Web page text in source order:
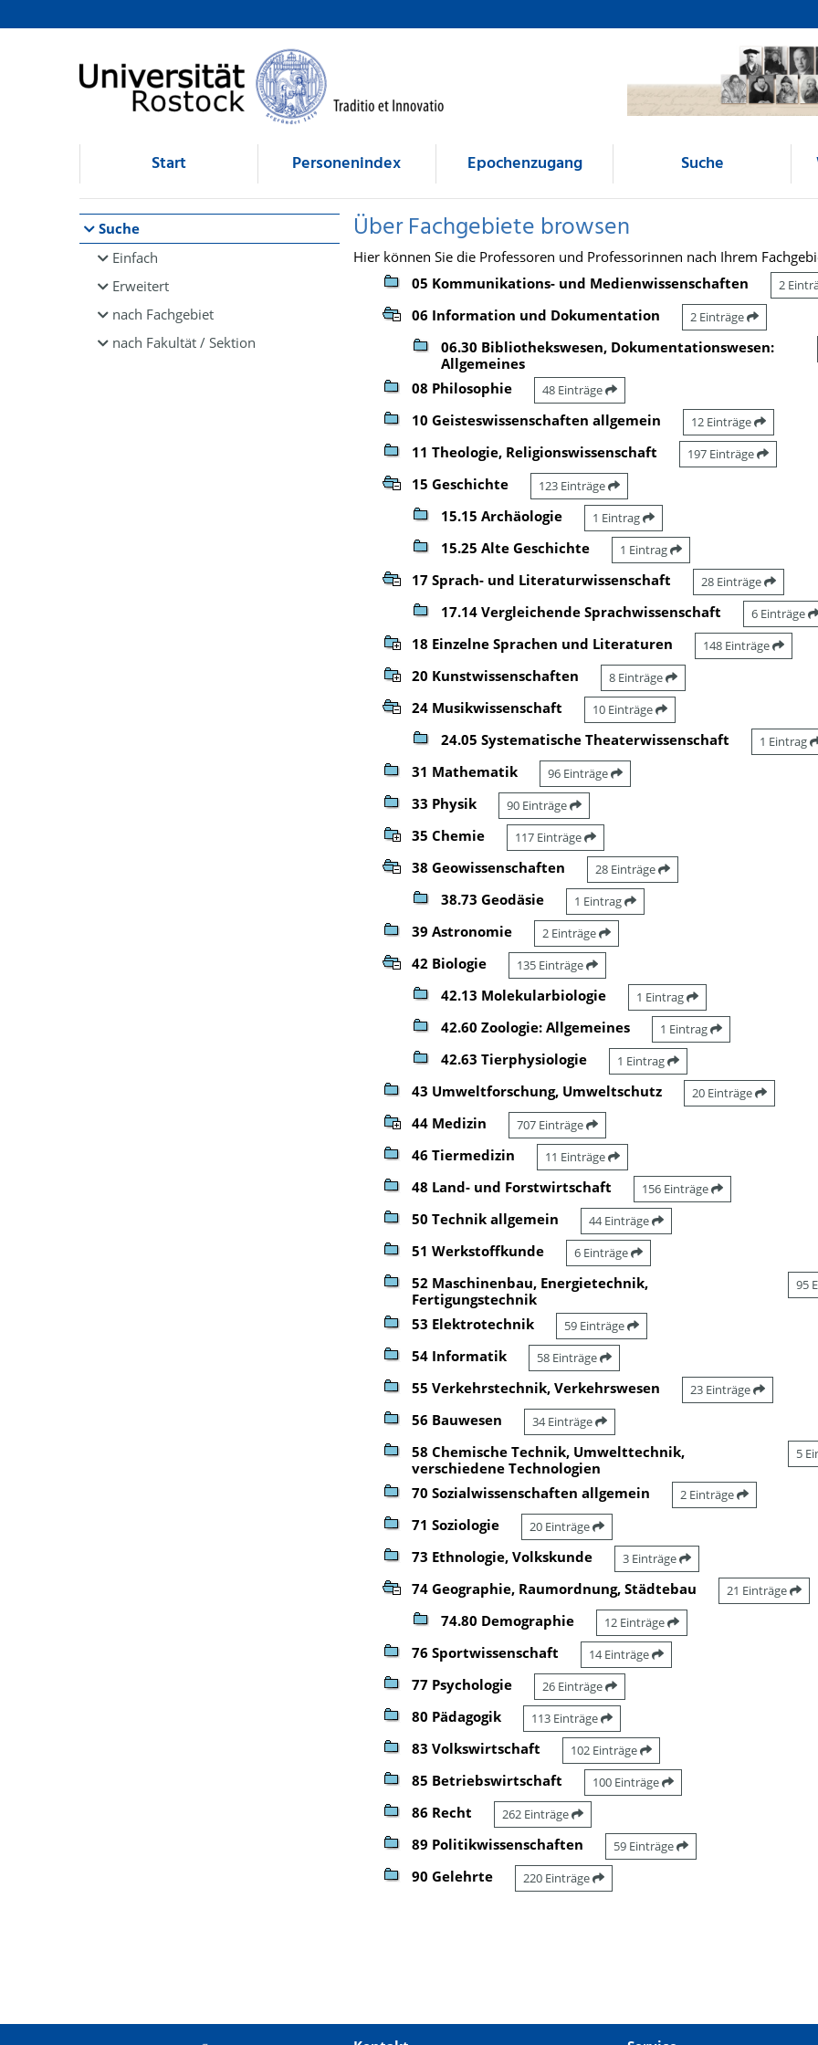
Browsen
direkt zum Inhalt
Start Personenindex Epochenzugang Suche
Suche
Einfach
Erweitert
nach Fachgebiet
nach Fakultät / Sektion
Über Fachgebiete browsen
Hier können Sie die Professoren und Professorinnen nach Ihrem
05 Kommunikations- und Medienwissenschaften
2
06 Information und Dokumentation 2 Einträge
06.30 Bibliothekswesen, Dokumentationswesen:
Allgemeines
08 Philosophie 48 Einträge
10 Geisteswissenschaften allgemein 12 Einträge
11 Theologie, Religionswissenschaft 197 Einträge
15 Geschichte 123 Einträge
15.15 Archäologie 1 Eintrag
15.25 Alte Geschichte 1 Eintrag
17 Sprach- und Literaturwissenschaft 28 Einträge
17.14 Vergleichende Sprachwissenschaft 6 Einträge
18 Einzelne Sprachen und Literaturen 148 Einträge
20 Kunstwissenschaften 8 Einträge
24 Musikwissenschaft 10 Einträge
24.05 Systematische Theaterwissenschaft 1 Eintrag
31 Mathematik 96 Einträge
33 Physik 90 Einträge
35 Chemie 117 Einträge
38 Geowissenschaften 28 Einträge
38.73 Geodäsie 1 Eintrag
39 Astronomie 2 Einträge
42 Biologie 135 Einträge
42.13 Molekularbiologie 1 Eintrag
42.60 Zoologie: Allgemeines 1 Eintrag
42.63 Tierphysiologie 1 Eintrag
43 Umweltforschung, Umweltschutz 20 Einträge
44 Medizin 707 Einträge
46 Tiermedizin 11 Einträge
48 Land- und Forstwirtschaft 156 Einträge
50 Technik allgemein 44 Einträge
51 Werkstoffkunde 6 Einträge
52 Maschinenbau, Energietechnik,
Fertigungstechnik
95
53 Elektrotechnik 59 Einträge
54 Informatik 58 Einträge
55 Verkehrstechnik, Verkehrswesen 23 Einträge
56 Bauwesen 34 Einträge
58 Chemische Technik, Umwelttechnik,
verschiedene Technologien
5
70 Sozialwissenschaften allgemein 2 Einträge
71 Soziologie 20 Einträge
73 Ethnologie, Volkskunde 3 Einträge
74 Geographie, Raumordnung, Städtebau 21 Einträge
74.80 Demographie 12 Einträge
76 Sportwissenschaft 14 Einträge
77 Psychologie 26 Einträge
80 Pädagogik 113 Einträge
83 Volkswirtschaft 102 Einträge
85 Betriebswirtschaft 100 Einträge
86 Recht 262 Einträge
89 Politikwissenschaften 59 Einträge
90 Gelehrte 220 Einträge